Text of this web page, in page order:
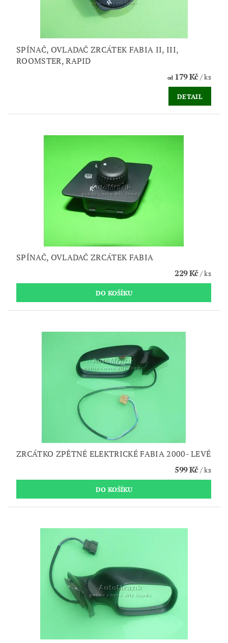
SPÍNAČ, OVLADAČ ZRCÁTEK FABIA II, III,
ROOMSTER, RAPID
od179 Kč/ ks
DETAIL
SPÍNAČ, OVLADAČ ZRCÁTEK FABIA
229 Kč/ ks
ZRCÁTKO ZPĚTNÉ ELEKTRICKÉ FABIA 2000- LEVÉ
599 Kč/ ks